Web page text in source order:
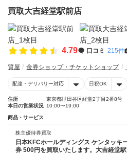
買取大吉経堂駅前店
4.79 口コミ 215件
質屋 金券ショップ・チケットショップ
配達・デリバリー対応 日祝OK
住所
東京都世田谷区経堂2丁目2番8号
本日の営業状況 10:00〜19:00
商品・サービス
株主優待券買取
日本KFCホールディングス ケンタッキ
券 500円を買取いたします。大吉経堂駅